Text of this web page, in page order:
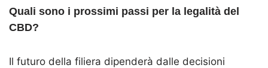
Quali sono i prossimi passi per la legalità del
CBD?
Il futuro della filiera dipenderà dalle decisioni